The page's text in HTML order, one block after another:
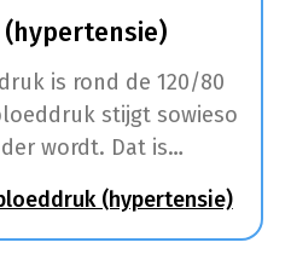
is rond de 120/80
stijgt sowieso
wordt. Dat is
te hoge(hypertensie)